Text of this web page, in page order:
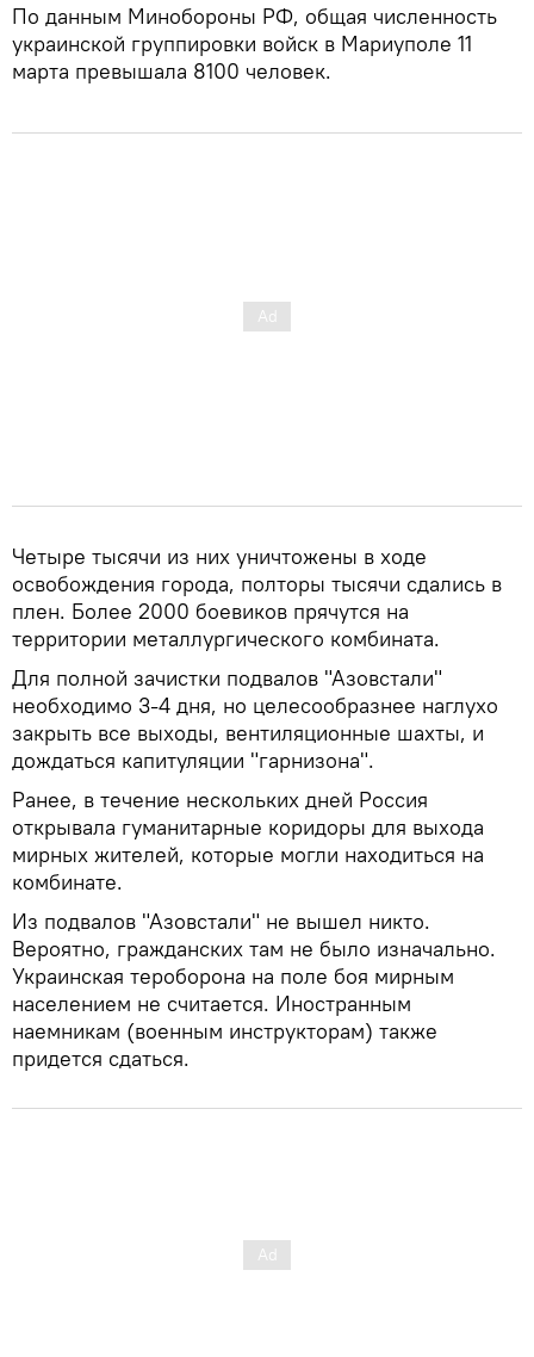
По данным Минобороны РФ, общая численность
украинской группировки войск в Мариуполе 11
марта превышала 8100 человек.
Четыре тысячи из них уничтожены в ходе
освобождения города, полторы тысячи сдались в
плен. Более 2000 боевиков прячутся на
территории металлургического комбината.
Для полной зачистки подвалов "Азовстали"
необходимо 3-4 дня, но целесообразнее наглухо
закрыть все выходы, вентиляционные шахты, и
дождаться капитуляции "гарнизона".
Ранее, в течение нескольких дней Россия
открывала гуманитарные коридоры для выхода
мирных жителей, которые могли находиться на
комбинате.
Из подвалов "Азовстали" не вышел никто.
Вероятно, гражданских там не было изначально.
Украинская тероборона на поле боя мирным
населением не считается. Иностранным
наемникам (военным инструкторам) также
придется сдаться.